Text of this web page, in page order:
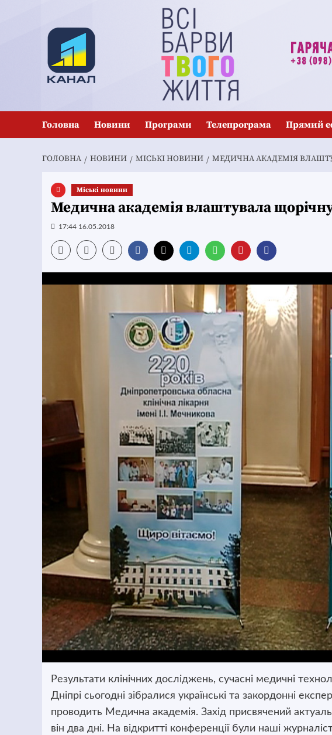
Головна Новини Програми Телепрограма Прямий
ГОЛОВНА НОВИНИ MІСЬКІ НОВИНИ МЕДИЧНА АКАДЕМІЯ
Mіські новини
Медична академія влаштувала
17:44 16.05.2018
Результати клінічних досліджень, сучасні медичні
Дніпрі сьогодні зібралися українські та закордонні
проводить Медична академія. Захід присвячений
він два дні. На відкритті конференції були наші